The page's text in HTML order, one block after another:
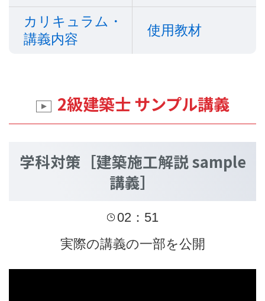
カリキュラム・
講義内容
使用教材
2級建築士 サンプル講義
学科対策［建築施工解説 sample
講義］
02：51
実際の講義の一部を公開